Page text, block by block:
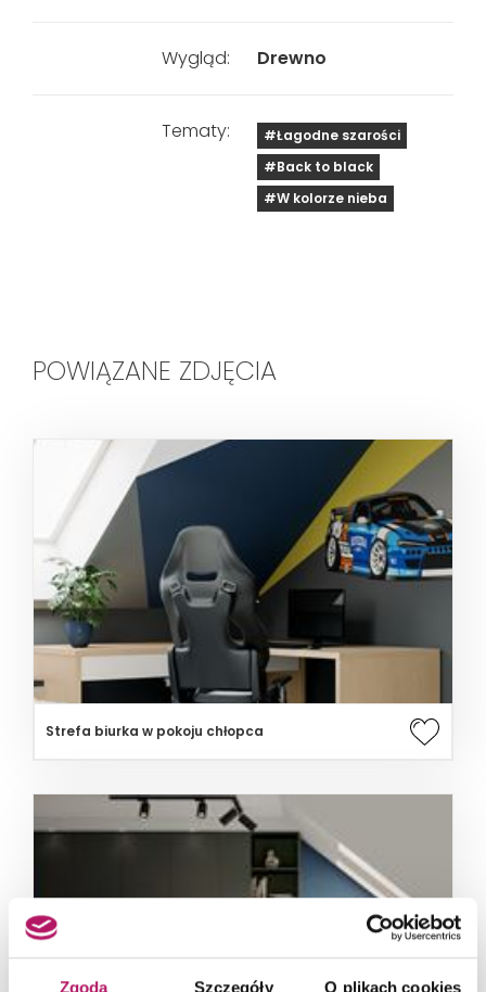
Zgoda Szczegóły O plikach cookies
Wygląd: Drewno
Tematy:
#Łagodne szarości
#Back to black
#W kolorze nieba
POWIĄZANE ZDJĘCIA
Strefa biurka w pokoju chłopca